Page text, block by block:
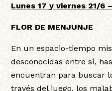
Lunes 17 y viernes 21/6
FLOR DE MENJUNJE
En un espacio-tiempo
desconocidas entre sí,
encuentran para buscar
través del juego, los